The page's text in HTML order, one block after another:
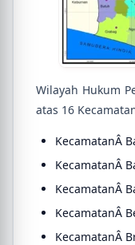
Wilayah Hukum
atas 16
KecamatanÂ
KecamatanÂ
KecamatanÂ
KecamatanÂ
KecamatanÂ